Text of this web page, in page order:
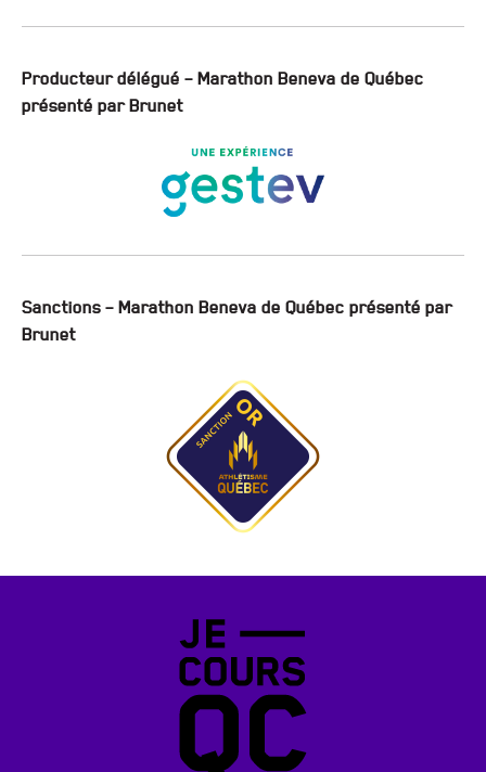
Producteur délégué – Marathon Beneva de Québec
présenté par Brunet
Sanctions – Marathon Beneva de Québec présenté par
Brunet